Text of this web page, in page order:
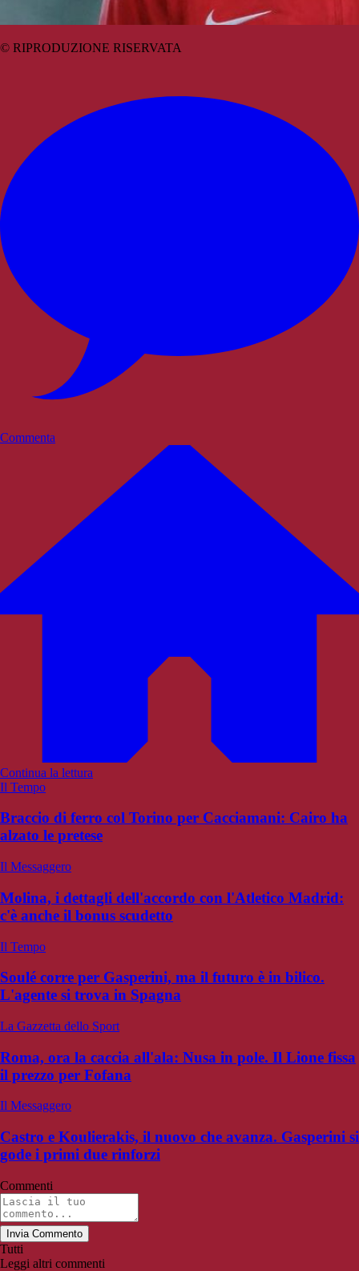
© RIPRODUZIONE RISERVATA
Commenta
Continua la lettura
Il Tempo
Braccio di ferro col Torino per Cacciamani: Cairo ha
alzato le pretese
Il Messaggero
Molina, i dettagli dell'accordo con l'Atletico Madrid:
c'è anche il bonus scudetto
Il Tempo
Soulé corre per Gasperini, ma il futuro è in bilico.
L'agente si trova in Spagna
La Gazzetta dello Sport
Roma, ora la caccia all'ala: Nusa in pole. Il Lione fissa
il prezzo per Fofana
Il Messaggero
Castro e Koulierakis, il nuovo che avanza. Gasperini si
gode i primi due rinforzi
Commenti
Invia Commento
Tutti
Leggi altri commenti